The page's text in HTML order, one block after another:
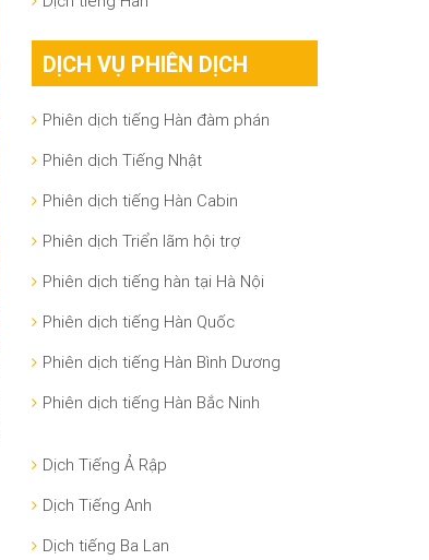
DỊCH VỤ PHIÊN DỊCH
Phiên dịch tiếng Hàn đàm phán
Phiên dịch Tiếng Nhật
Phiên dịch tiếng Hàn Cabin
Phiên dịch Triển lãm hội trợ
Phiên dịch tiếng hàn tại Hà Nội
Phiên dịch tiếng Hàn Quốc
Phiên dịch tiếng Hàn Bình Dương
Phiên dịch tiếng Hàn Bắc Ninh
Dịch Tiếng Ả Rập
Dịch Tiếng Anh
Dịch tiếng Ba Lan